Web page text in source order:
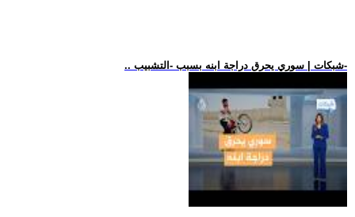
.. شبكات | سوري يحرق دراجة ابنه بسبب -التشبيب-